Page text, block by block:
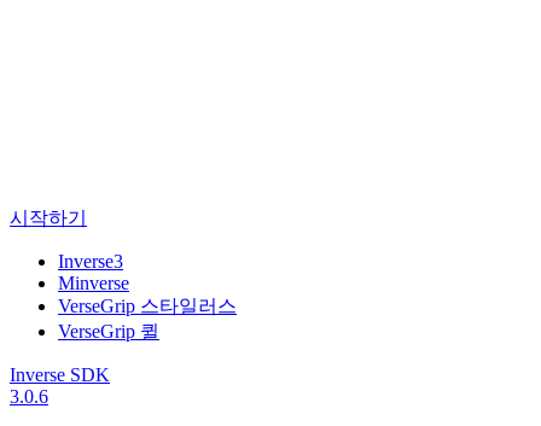
시작하기
Inverse3
Minverse
VerseGrip 스타일러스
VerseGrip 퀼
Inverse SDK
3.0.6